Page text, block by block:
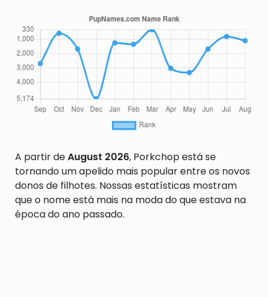
A partir deAugust 2026, Porkchop está se
tornando um apelido mais popular entre os novos
donos de filhotes. Nossas estatísticas mostram
que o nome está mais na moda do que estava na
época do ano passado.